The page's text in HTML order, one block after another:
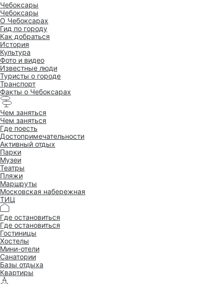
Чебоксары
Чебоксары
O Чебоксарах
Гид по городу
Как добраться
История
Культура
Фото и видео
Известные люди
Туристы о городе
Транспорт
Факты о Чебоксарах
Чем заняться
Чем заняться
Где поесть
Достопримеча­тельности
Активный отдых
Парки
Музеи
Театры
Пляжи
Маршруты
Московская набережная
ТИЦ
Где остановиться
Где остановиться
Гостиницы
Хостелы
Мини-отели
Санатории
Базы отдыха
Квартиры